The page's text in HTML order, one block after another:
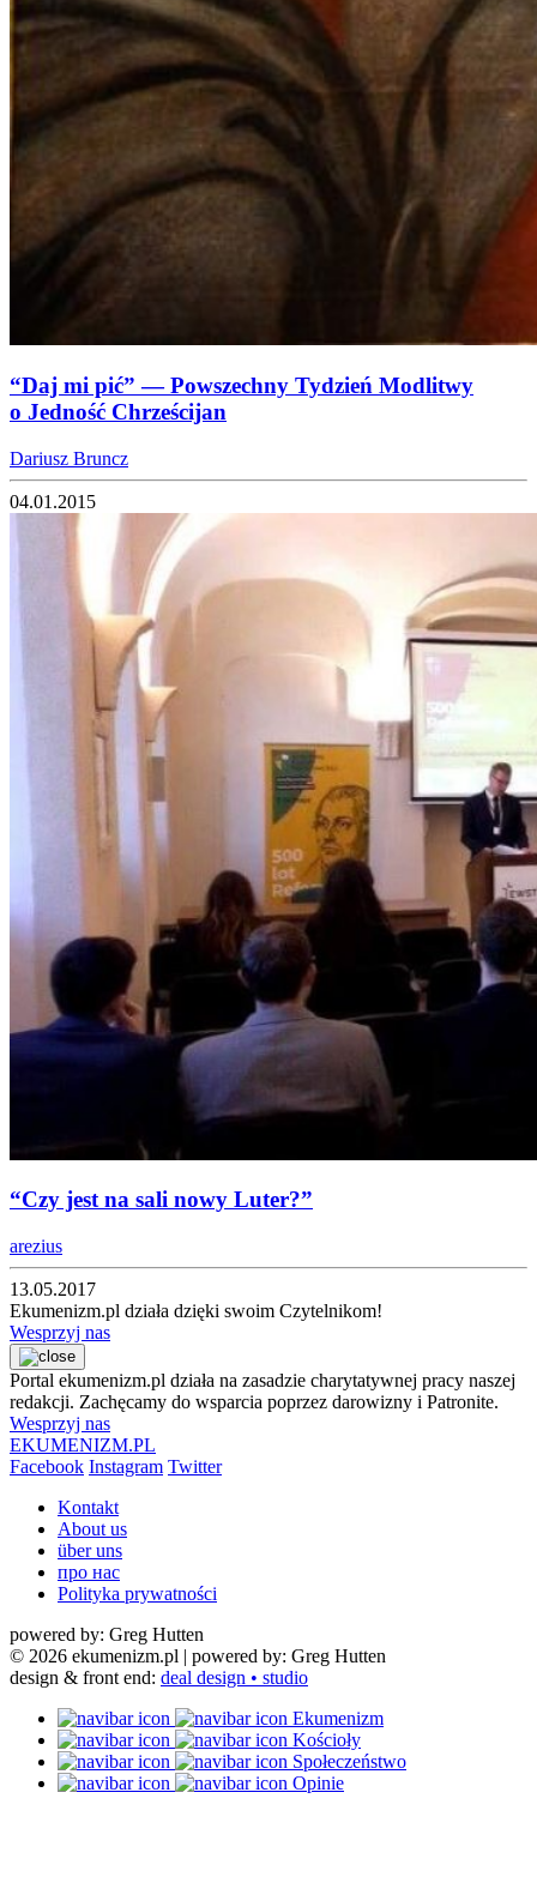
“Daj mi pić” — Powszechny Tydzień Modlitwy
o Jedność Chrześcijan
Dariusz Bruncz
04.01.2015
“Czy jest na sali nowy Luter?”
arezius
13.05.2017
Ekumenizm.pl działa dzięki swoim Czytelnikom!
Wesprzyj nas
Portal ekumenizm.pl działa na zasadzie charytatywnej pracy naszej
redakcji. Zachęcamy do wsparcia poprzez darowizny i Patronite.
Wesprzyj nas
EKUMENIZM.PL
Facebook Instagram Twitter
Kontakt
About us
über uns
про нас
Polityka prywatności
powered by: Greg Hutten
© 2026 ekumenizm.pl | powered by: Greg Hutten
design & front end: deal design • studio
Ekumenizm
Kościoły
Społeczeństwo
Opinie